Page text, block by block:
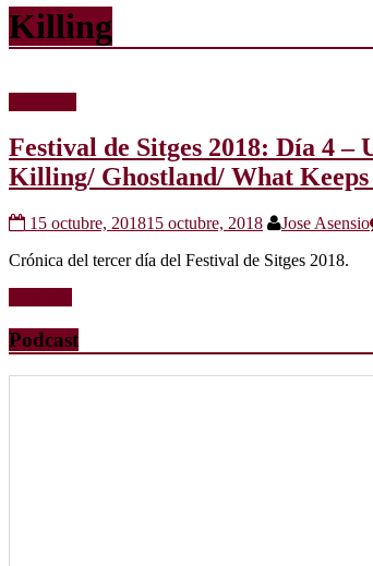
Killing
Festival de Sitges 2018: Día 4
Killing/ Ghostland/ What Keeps
15 octubre, 201815 octubre, 2018 Jose Asensio
Crónica del tercer día del Festival de Sitges 2018.
Podcast